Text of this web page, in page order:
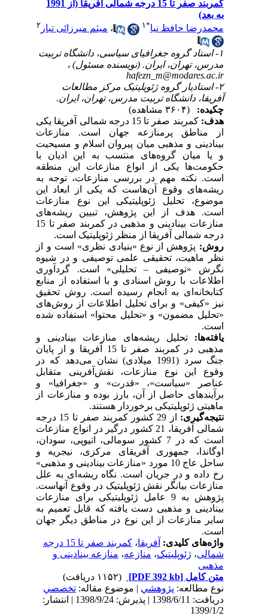
کمربند صفر تا 15 درجه شمالی آفریقا (از 1991
به بعد)
محمدرضا حافظ نیا* ۱ ،میثم میرزائی تبار۲
۱- استاد گروه جغرافیای سیاسی، دانشگاه تربیت
مدرس، تهران، ایران. (نویسنده مسئول) ،
hafezn_m@modares.ac.ir
۲- استادیار گروه ژئوپلیتیک مرکز مطالعات
آفریقا، دانشگاه تربیت مدرس، تهران، ایران.
چکیده:
هدف:
کمربند صفر تا 15 درجه شمالی آفریقا یکی
از مناطق پرمنازعه جهان است. منازعات
بینادینی و مذهبی میان پیروان اسلام و مسیحیت
و یا میان گروه‌های منتسب به این ادیان با
حکومت‌ها یکی از انواع منازعات این منطقه
است. نکته مهم در بررسی منازعات، توجه به
ریشه‌های وقوع آن‌هاست که یکی از ابعاد این
موضوع، تحلیل ژئوپلیتیکی این نوع منازعات
است. هدف از این پژوهش، تبیین ریشه‌های
منازعات بینادینی و مذهبی در کمربند صفر تا 15
درجه شمالی آفریقا از منظر ژئوپلیتیک است.
روش: پژوهش از نوع «بنیادی نظری» است و از
نظر ماهیت، تحقیقی علمی توصیفی و در شیوه
نگرش «توصیفی – تحلیلی» است. گردآوری
اطلاعات با روش اسنادی و با استفاده از منابع
کتابخانه‌ای به انجام رسیده است. روش تحقیق
نیز «کیفی» و برای تحلیل اطلاعات از روش‌های
«تحلیل مضمون» و «تحلیل محتوا» استفاده شده
است.
یافته‌ها:تحلیل ریشه‌های منازعات بینادینی و
مذهبی در کمربند صفر تا 15 آفریقا و از پایان
جنگ سرد (1991 میلادی) نشان می‌دهد که در
وقوع این نوع منازعات، نقش‌آفرینی متقابل
عناصر «سیاست»، «قدرت» و «جغرافیا» و
برآیندهای حاصل از آن، بارز بوده و منازعات از
ماهیتی ژئوپلیتیکی برخوردار هستند.
نتیجه‌گیری:
از 29 کشور کمربند صفر تا 15 درجه
شمالی آفریقا، 21 کشور درگیر در انواع منازعات
است که در 7 کشور سومالی، اتیوپی، سودان،
اوگاندا، جمهوری آفریقای مرکزی، نیجریه و
ساحل عاج 10 مورد «منازعات بینادینی و مذهبی»
رخ داده و در جریان است. نگاه ریشه‌ای به علل
منازعات بیانگر نقش ژئوپلیتیک در وقوع آنهاست.
پژوهش به 9 عامل ژئوپلیتیکی برای منازعات
بینادینی و مذهبی دست یافته که قابل تعمیم به
سایر منازعات از این نوع در مناطق دیگر جهان
است.
واژه‌های کلیدی:آفریقا،
کمربند صفر تا 15 درجه
شمالی،ژئوپلیتیک،منازعه،منازعه بینادینی و
مذهبی
متن کامل[PDF 392 kb]
نوع مطالعه:پژوهشي| موضوع مقاله:تخصصي
دریافت: 1398/6/11 | پذیرش: 1398/9/24 | انتشار:
1399/1/2